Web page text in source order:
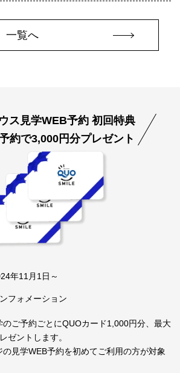
一覧へ
ス見学WEB予約 初回特典
約で3,000円分プレゼント
年11月1日～
フォメーション
のご予約ごとにQUOカード1,000円分、最大
ゼントします。
見学WEB予約を初めてご利用の方が対象